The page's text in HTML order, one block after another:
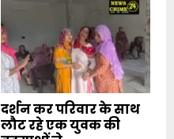
दर्शन कर परिवार के साथ
लौट रहे एक युवक की